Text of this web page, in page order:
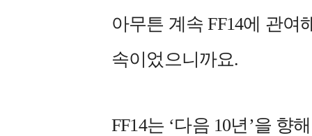
아무튼 계속 FF14에 관
속이었으니까요.
FF14는 ‘다음 10년’을 향